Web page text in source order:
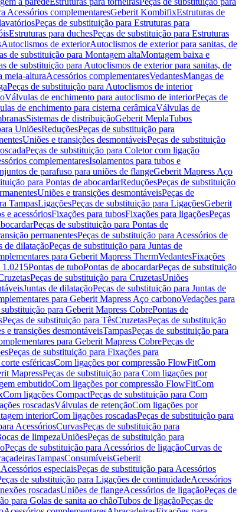
Acessórios complementaresGeberit KombifixEstruturas de
Peças de substituição para Estruturas para
Estruturas para duchesPeças de substituição para Estruturas
Autoclismos de exteriorAutoclismos de exterior para sanitas, de
de substituição para Montagem altaMontagem baixa e
de substituição para Autoclismos de exterior para sanitas, de
meia-alturaAcessórios complementaresVedantesMangas de
Peças de substituição para Autoclismos de interior
Válvulas de enchimento para autoclismo de interiorPeças de
de enchimento para cisterna cerâmicaVálvulas de
Sistemas de distribuiçãoGeberit MeplaTubos
UniõesReduçõesPeças de substituição para
Uniões e transições desmontáveisPeças de substituição
Peças de substituição para Coletor com ligação
complementaresIsolamentos para tubos e
de parafuso para uniões de flangeGeberit Mapress Aço
para Pontas de abocardarReduçõesPeças de substituição
Uniões e transições desmontáveisPeças de
TampasLigaçõesPeças de substituição para LigaçõesGeberit
e acessóriosFixações para tubosFixações para ligaçõesPeças
Peças de substituição para Pontas de
permanentesPeças de substituição para Acessórios de
de dilataçãoPeças de substituição para Juntas de
para Geberit Mapress ThermVedantesFixações
1.0215Pontas de tuboPontas de abocardarPeças de substituição
Peças de substituição para CruzetasUniões
Juntas de dilataçãoPeças de substituição para Juntas de
para Geberit Mapress Aço carbonoVedações para
substituição para Geberit Mapress CobrePontas de
Peças de substituição para TêsCruzetasPeças de substituição
e transições desmontáveisTampasPeças de substituição para
para Geberit Mapress CobrePeças de
Peças de substituição para Fixações para
esféricasCom ligações por compressão FlowFitCom
MapressPeças de substituição para Com ligações por
embutidoCom ligações por compressão FlowFitCom
Com ligações CompactPeças de substituição para Com
roscadasVálvulas de retençãoCom ligações por
interiorCom ligações roscadasPeças de substituição para
AcessóriosCurvasPeças de substituição para
de limpezaUniõesPeças de substituição para
Peças de substituição para Acessórios de ligaçãoCurvas de
TampasConsumíveisGeberit
Acessórios especiaisPeças de substituição para Acessórios
de substituição para Ligações de continuidadeAcessórios
roscadasUniões de flangeAcessórios de ligaçãoPeças de
para Golas de sanita ao chãoTubos de ligaçãoPeças de